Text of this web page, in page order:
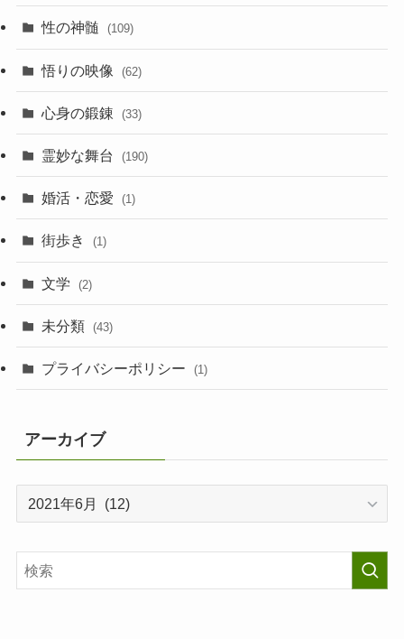
性の神髄 (109)
悟りの映像 (62)
心身の鍛錬 (33)
霊妙な舞台 (190)
婚活・恋愛 (1)
街歩き (1)
文学 (2)
未分類 (43)
プライバシーポリシー (1)
アーカイブ
イ
ブ